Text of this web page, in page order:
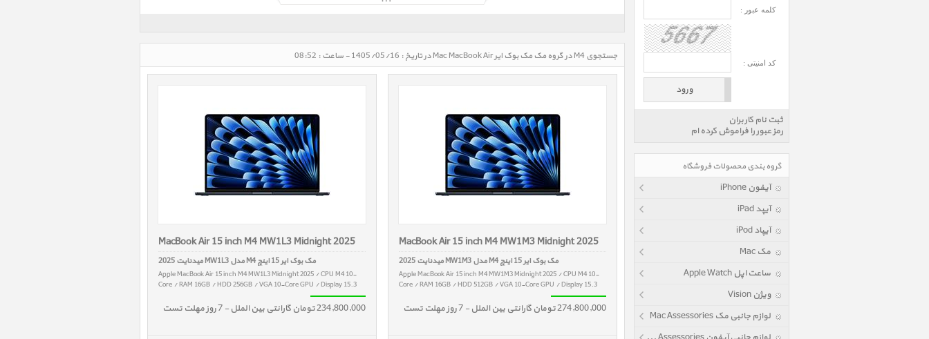
جستجوی M4 در گروه مک مک بوک ایر Mac MacBook Air در تاریخ : 1405/05/16 - ساعت : 08:52
MacBook Air 15 inch M4 MW1M3 Midnight 2025
مک بوک ایر 15 اینچ M4 مدل MW1M3 میدنایت 2025
Apple MacBook Air 15 inch M4 MW1M3 Midnight 2025 / CPU M4 10-
Core / RAM 16GB / HDD 512GB / VGA 10-Core GPU / Display 15.3
274,800,000 تومان گارانتی بین الملل - 7 روز مهلت تست
MacBook Air 15 inch M4 MW1L3 Midnight 2025
مک بوک ایر 15 اینچ M4 مدل MW1L3 میدنایت 2025
Apple MacBook Air 15 inch M4 MW1L3 Midnight 2025 / CPU M4 10-
Core / RAM 16GB / HDD 256GB / VGA 10-Core GPU / Display 15.3
234,800,000 تومان گارانتی بین الملل - 7 روز مهلت تست
کلمه عبور :
کد امنیتی :
ثبت نام کاربران
رمز عبور را فراموش کرده ام
گروه بندی محصولات فروشگاه
آیفون iPhone
آیپد iPad
آیپاد iPod
مک Mac
ساعت اپل Apple Watch
ویژن Vision
لوازم جانبی مک Mac Assessories